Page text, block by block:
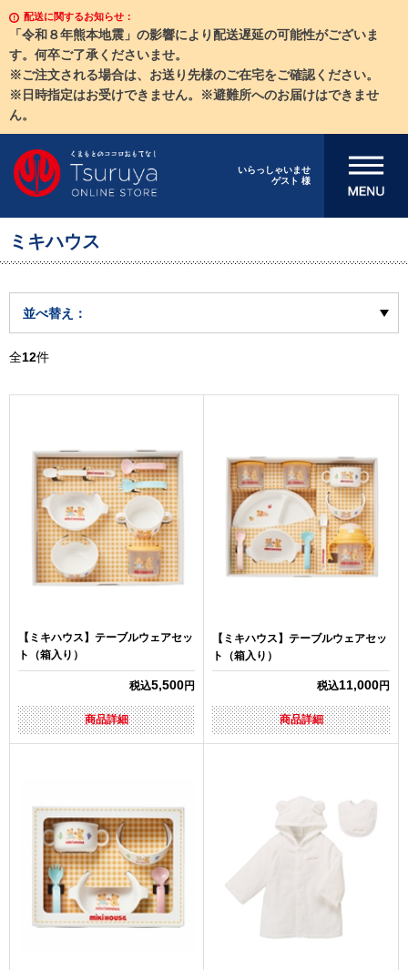
配送に関するお知らせ：
「令和８年熊本地震」の影響により配送遅延の可能性がございま
す。何卒ご了承くださいませ。
※ご注文される場合は、お送り先様のご在宅をご確認ください。
※日時指定はお受けできません。※避難所へのお届けはできませ
ん。
いらっしゃいませ
ゲスト 様
メニューを開
ミキハウス
並べ替え：
全12件
【ミキハウス】テーブルウェアセッ
ト（箱入り）
税込5,500円
商品詳細
【ミキハウス】テーブルウェアセッ
ト（箱入り）
税込11,000円
商品詳細